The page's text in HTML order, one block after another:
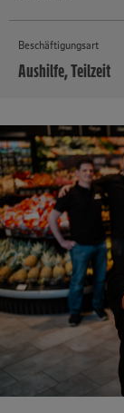
Beschäftigungsart
Aushilfe, Teilzeit